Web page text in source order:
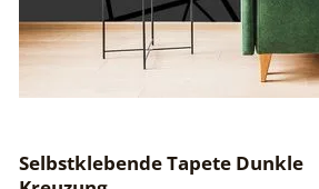
Selbstklebende Tapete Dunkle